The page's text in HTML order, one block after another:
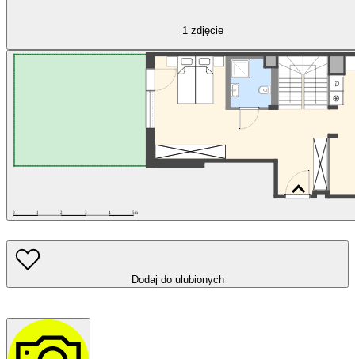
1 zdjęcie
Dodaj do ulubionych